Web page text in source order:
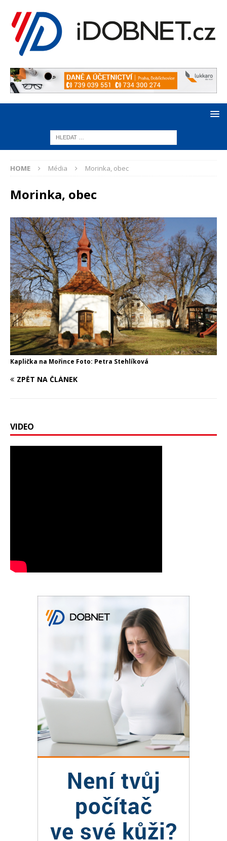
HOME Média Morinka, obec
Morinka, obec
Kaplička na Mořince Foto: Petra Stehlíková
ZPĚT NA ČLÁNEK
VIDEO